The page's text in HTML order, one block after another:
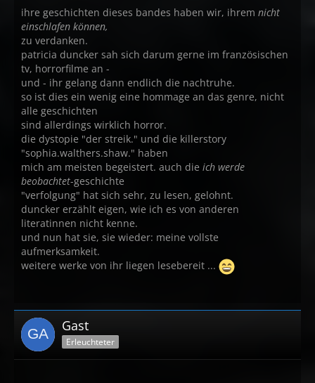
ihre geschichten dieses bandes haben wir, ihrem nicht
einschlafen können,
zu verdanken.
patricia duncker sah sich darum gerne im französischen
tv, horrorfilme an -
und - ihr gelang dann endlich die nachtruhe.
so ist dies ein wenig eine hommage an das genre, nicht
alle geschichten
sind allerdings wirklich horror.
die dystopie "der streik." und die killerstory
"sophia.walthers.shaw." haben
mich am meisten begeistert. auch die ich werde
beobachtet-geschichte
"verfolgung" hat sich sehr, zu lesen, gelohnt.
duncker erzählt eigen, wie ich es von anderen
literatinnen nicht kenne.
und nun hat sie, sie wieder: meine vollste
aufmerksamkeit.
weitere werke von ihr liegen lesebereit ...
Gast
Erleuchteter